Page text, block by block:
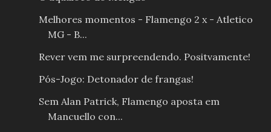
Melhores momentos - Flamengo 2 x - Atletico
MG - B...
Rever vem me surpreendendo. Positvamente!
Pós-Jogo: Detonador de frangas!
Sem Alan Patrick, Flamengo aposta em
Mancuello con...